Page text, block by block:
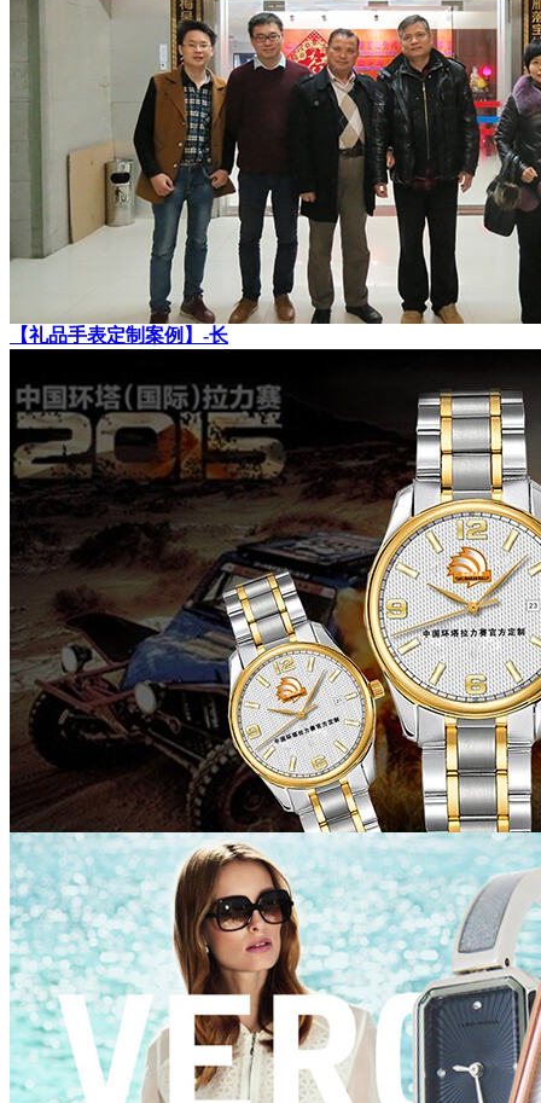
【礼品手表定制案例】-长